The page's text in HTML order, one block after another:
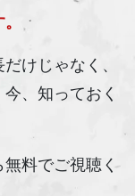
けじゃなく、
、知っておく
料でご視聴く